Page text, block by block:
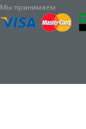
Мы принимаем